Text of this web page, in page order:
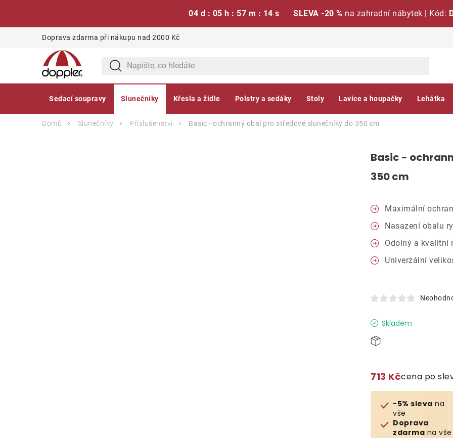
04 d : 05 h : 57 m : 13 s SLEVA -20 % na zahradní nábytek | Kód:
Doprava zdarma při nákupu nad 2000 Kč
Sedací soupravy Slunečníky Křesla a židle Polstry a sedáky Stoly Lavice a houpačky Lehátka
Domů Slunečníky Příslušenství Basic - ochranný obal pro středové slunečníky do 350 cm
Basic -
350 cm
Maximální
Nasazení obalu
Odolný a kvalitní
Univerzální
Skladem
713 Kčcena po
-5% sleva na
vše
Doprava
zdarma na vše